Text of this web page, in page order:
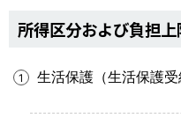
所得区分および負担
生活保護（生活保護受